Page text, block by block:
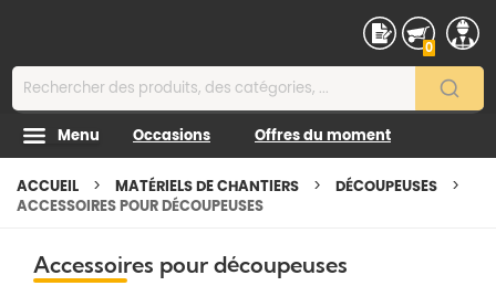
0
Menu Occasions Offres du moment
ACCUEIL MATÉRIELS DE CHANTIERS
DÉCOUPEUSES
ACCESSOIRES POUR DÉCOUPEUSES
Accessoires pour découpeuses